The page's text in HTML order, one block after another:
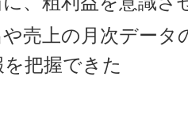
売上の月次デー
把握できた